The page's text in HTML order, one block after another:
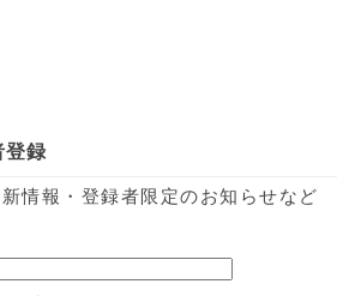
登録
情報・登録者限定のお知らせなど